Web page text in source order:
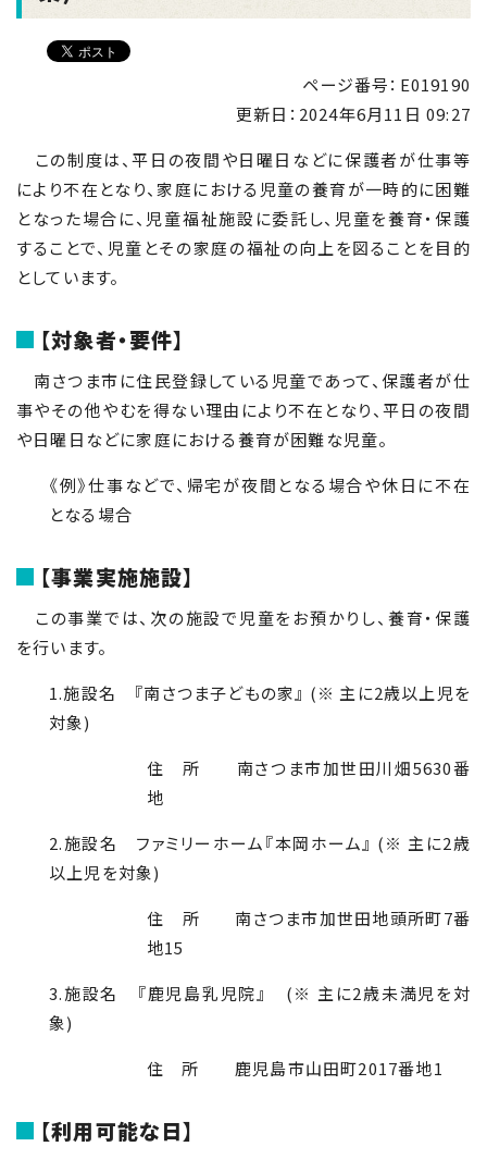
ページ番号：E019190
更新日： 2024年6月11日 09:27
この制度は、平日の夜間や日曜日などに保護者が仕事等
により不在となり、家庭における児童の養育が一時的に困難
となった場合に、児童福祉施設に委託し、児童を養育・保護
することで、児童とその家庭の福祉の向上を図ることを目的
としています。
【対象者・要件】
南さつま市に住民登録している児童であって、保護者が仕
事やその他やむを得ない理由により不在となり、平日の夜間
や日曜日などに家庭における養育が困難な児童。
《例》仕事などで、帰宅が夜間となる場合や休日に不在
となる場合
【事業実施施設】
この事業では、次の施設で児童をお預かりし、養育・保護
を行います。
1.施設名 『南さつま子どもの家』 (※ 主に2歳以上児を
対象)
住 所 南さつま市加世田川畑5630番
地
2.施設名 ファミリーホーム『本岡ホーム』 (※ 主に2歳
以上児を対象)
住 所 南さつま市加世田地頭所町7番
地15
3.施設名 『鹿児島乳児院』 (※ 主に2歳未満児を対
象)
住 所 鹿児島市山田町2017番地1
【利用可能な日】